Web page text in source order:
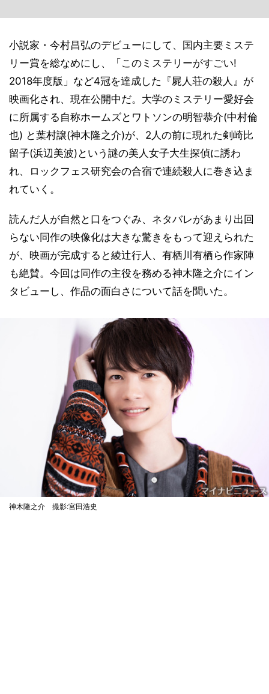
小説家・今村昌弘のデビューにして、国内主要ミステ
リー賞を総なめにし、「このミステリーがすごい!
2018年度版」など4冠を達成した『屍人荘の殺人』が
映画化され、現在公開中だ。大学のミステリー愛好会
に所属する自称ホームズとワトソンの明智恭介(中村倫
也) と葉村譲(神木隆之介)が、2人の前に現れた剣崎比
留子(浜辺美波)という謎の美人女子大生探偵に誘わ
れ、ロックフェス研究会の合宿で連続殺人に巻き込ま
れていく。
読んだ人が自然と口をつぐみ、ネタバレがあまり出回
らない同作の映像化は大きな驚きをもって迎えられた
が、映画が完成すると綾辻行人、有栖川有栖ら作家陣
も絶賛。今回は同作の主役を務める神木隆之介にイン
タビューし、作品の面白さについて話を聞いた。
神木隆之介 撮影:宮田浩史